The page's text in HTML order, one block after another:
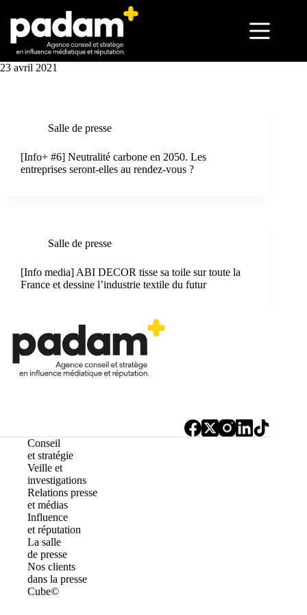
23 avril 2021
Salle de presse
[Info+ #6] Neutralité carbone en 2050. Les
entreprises seront-elles au rendez-vous ?
Salle de presse
[Info media] ABI DECOR tisse sa toile sur toute la
France et dessine l’industrie textile du futur
Conseil
et stratégie
Veille et
investigations
Relations presse
et médias
Influence
et réputation
La salle
de presse
Nos clients
dans la presse
Cube©